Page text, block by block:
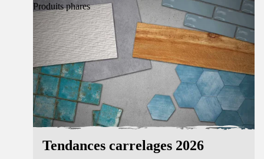
Produits phares
Tendances carrelages 2026